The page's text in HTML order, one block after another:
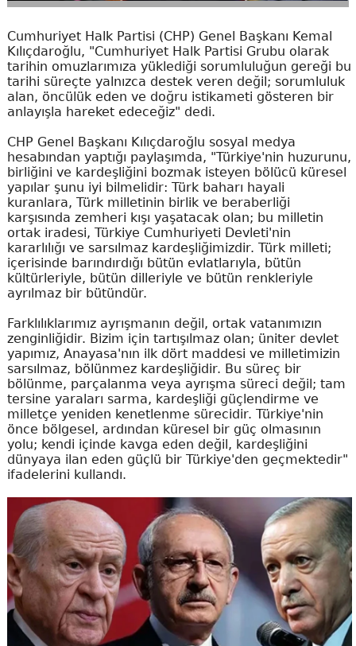
Cumhuriyet Halk Partisi (CHP) Genel Başkanı Kemal
Kılıçdaroğlu, "Cumhuriyet Halk Partisi Grubu olarak
tarihin omuzlarımıza yüklediği sorumluluğun gereği bu
tarihi süreçte yalnızca destek veren değil; sorumluluk
alan, öncülük eden ve doğru istikameti gösteren bir
anlayışla hareket edeceğiz" dedi.
CHP Genel Başkanı Kılıçdaroğlu sosyal medya
hesabından yaptığı paylaşımda, "Türkiye'nin huzurunu,
birliğini ve kardeşliğini bozmak isteyen bölücü küresel
yapılar şunu iyi bilmelidir: Türk baharı hayali
kuranlara, Türk milletinin birlik ve beraberliği
karşısında zemheri kışı yaşatacak olan; bu milletin
ortak iradesi, Türkiye Cumhuriyeti Devleti'nin
kararlılığı ve sarsılmaz kardeşliğimizdir. Türk milleti;
içerisinde barındırdığı bütün evlatlarıyla, bütün
kültürleriyle, bütün dilleriyle ve bütün renkleriyle
ayrılmaz bir bütündür.
Farklılıklarımız ayrışmanın değil, ortak vatanımızın
zenginliğidir. Bizim için tartışılmaz olan; üniter devlet
yapımız, Anayasa'nın ilk dört maddesi ve milletimizin
sarsılmaz, bölünmez kardeşliğidir. Bu süreç bir
bölünme, parçalanma veya ayrışma süreci değil; tam
tersine yaraları sarma, kardeşliği güçlendirme ve
milletçe yeniden kenetlenme sürecidir. Türkiye'nin
önce bölgesel, ardından küresel bir güç olmasının
yolu; kendi içinde kavga eden değil, kardeşliğini
dünyaya ilan eden güçlü bir Türkiye'den geçmektedir"
ifadelerini kullandı.